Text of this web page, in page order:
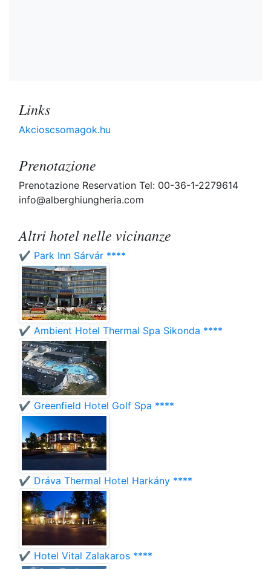
Links
Akcioscsomagok.hu
Prenotazione
Prenotazione Reservation Tel: 00-36-1-2279614
info@alberghiungheria.com
Altri hotel nelle vicinanze
✔️ Park Inn Sárvár ****
✔️ Ambient Hotel Thermal Spa Sikonda ****
✔️ Greenfield Hotel Golf Spa ****
✔️ Dráva Thermal Hotel Harkány ****
✔️ Hotel Vital Zalakaros ****